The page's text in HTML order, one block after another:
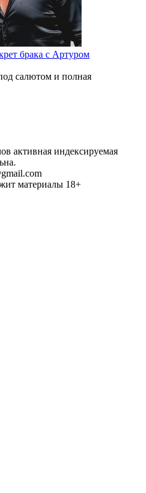
брака с Артуром
салютом и полная
активная индексируемая
материалы 18+